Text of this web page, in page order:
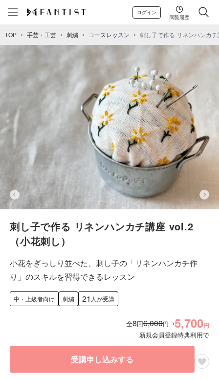
ログイン
閲覧履歴
TOP 手芸・工芸 刺繍 コースレッスン 刺し子で作る リネンハンカ
刺し子で作る リネンハンカチ講座 vol.2
（小花刺し）
小花をぎっしり並べた、刺し子の「リネンハンカチ作
り」のスキルを習得できるレッスン
中・上級者向け 刺繍 21 人が受講
全8回6,000円→5,700円
新規会員登録特典利用で
受講申し込みする